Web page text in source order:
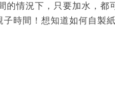
的情況下，只要加水，都
子時間！想知道如何自製